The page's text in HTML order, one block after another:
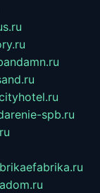
spb.ru